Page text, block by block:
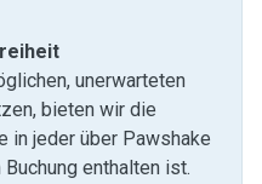
unerwarteten
bieten wir die
in jeder über Pawshake
enthalten ist.